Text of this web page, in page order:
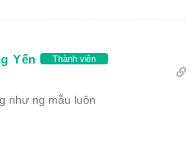
Yến Thành viên
như ng mẫu luôn